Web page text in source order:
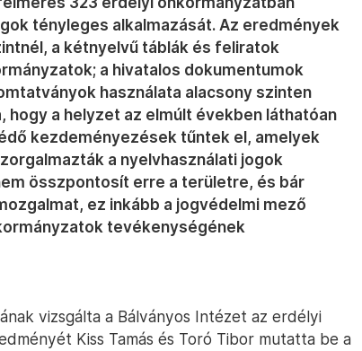
tényleges alkalmazását. Az eredmények
a kétnyelvű táblák és feliratok
a hivatalos dokumentumok
használata alacsony szinten
hogy a helyzet az elmúlt években láthatóan
kezdeményezések tűntek el, amelyek
a nyelvhasználati jogok
összpontosít erre a területre, és bár
ez inkább a jogvédelmi mező
tevékenységének
vizsgálta a Bálványos Intézet az erdélyi
Kiss Tamás és Toró Tibor mutatta be a